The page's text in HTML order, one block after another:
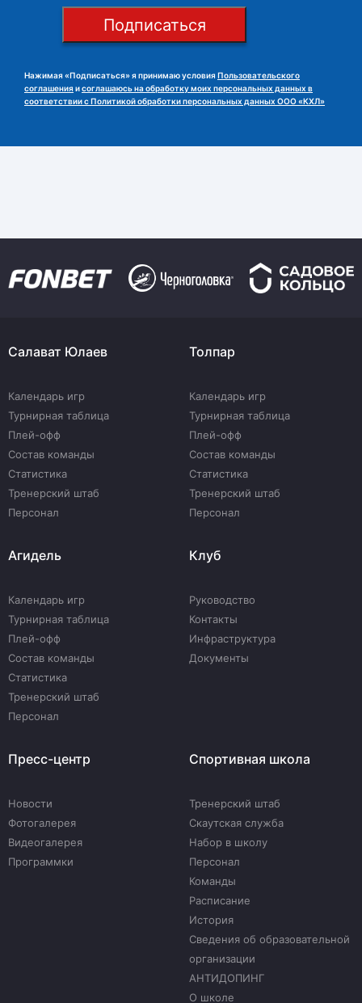
Подписаться
Нажимая «Подписаться» я принимаю условия Пользовательского
соглашения исоглашаюсь на обработку моих персональных данных в
соответствии с Политикой обработки персональных данных ООО «КХЛ»
Салават Юлаев
Календарь игр
Турнирная таблица
Плей-офф
Состав команды
Статистика
Тренерский штаб
Персонал
Толпар
Календарь игр
Турнирная таблица
Плей-офф
Состав команды
Статистика
Тренерский штаб
Персонал
Агидель
Календарь игр
Турнирная таблица
Плей-офф
Состав команды
Статистика
Тренерский штаб
Персонал
Клуб
Руководство
Контакты
Инфраструктура
Документы
Пресс-центр
Новости
Фотогалерея
Видеогалерея
Программки
Спортивная школа
Тренерский штаб
Скаутская служба
Набор в школу
Персонал
Команды
Расписание
История
Сведения об образовательной
организации
АНТИДОПИНГ
О школе